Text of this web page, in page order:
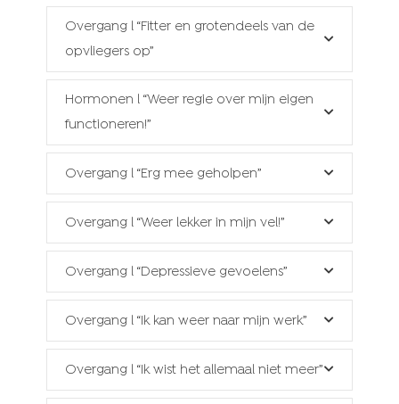
Overgang l “Fitter en grotendeels van de
opvliegers op”
Hormonen l “Weer regie over mijn eigen
functioneren!”
Overgang l “Erg mee geholpen”
Overgang l “Weer lekker in mijn vel!”
Overgang l “Depressieve gevoelens”
Overgang l “Ik kan weer naar mijn werk”
Overgang l “Ik wist het allemaal niet meer”